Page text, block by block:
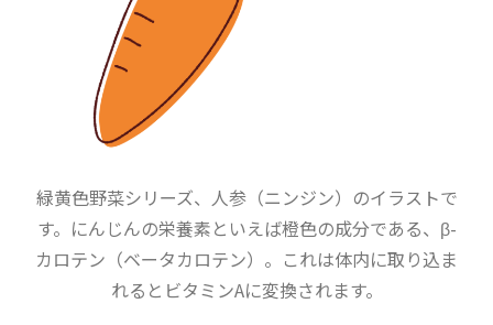
緑黄色野菜シリーズ、人参（ニンジン）のイラストで
す。にんじんの栄養素といえば橙色の成分である、β-
カロテン（ベータカロテン）。これは体内に取り込ま
れるとビタミンAに変換されます。